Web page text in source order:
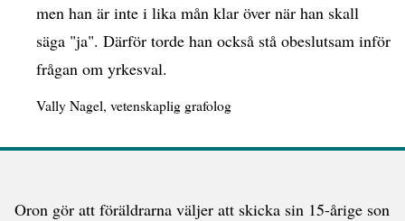
men han är inte i lika mån klar över när han skall
säga "ja". Därför torde han också stå obeslutsam inför
frågan om yrkesval.
Oron gör att föräldrarna väljer att skicka sin 15-årige son